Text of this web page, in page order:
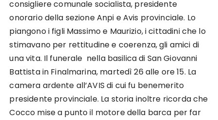
consigliere comunale socialista, presidente
onorario della sezione Anpi e Avis provinciale. Lo
piangono i figli Massimo e Maurizio, i cittadini che lo
stimavano per rettitudine e coerenza, gli amici di
una vita. Il funerale nella basilica di San Giovanni
Battista in Finalmarina, martedì 26 alle ore 15. La
camera ardente all’AVIS di cui fu benemerito
presidente provinciale. La storia inoltre ricorda che
Cocco mise a punto il motore della barca per far